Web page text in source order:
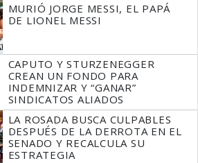
MURIÓ JORGE MESSI, EL PAPÁ
DE LIONEL MESSI
CAPUTO Y STURZENEGGER
CREAN UN FONDO PARA
INDEMNIZAR Y “GANAR”
SINDICATOS ALIADOS
LA ROSADA BUSCA CULPABLES
DESPUÉS DE LA DERROTA EN EL
SENADO Y RECALCULA SU
ESTRATEGIA